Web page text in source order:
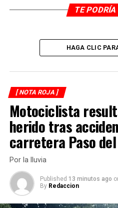
tramites de ley.
Muere elemento de la FC
TE
HAGA CLIC
[ NOTA ROJA ]
Motociclista
herido tras
carretera Paso
Por la lluvia
Published 13 minutos ago
By Redaccion